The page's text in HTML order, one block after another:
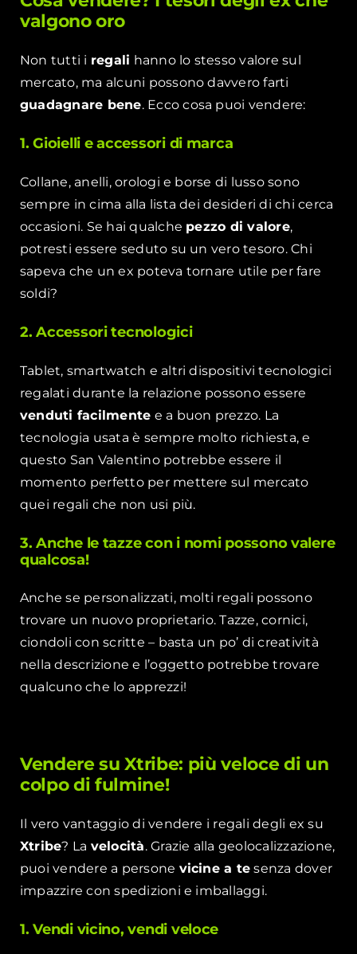
valgono oro
Non tutti i regali hanno lo stesso valore sul
mercato, ma alcuni possono davvero farti
guadagnare bene. Ecco cosa puoi vendere:
1. Gioielli e accessori di marca
Collane, anelli, orologi e borse di lusso sono
sempre in cima alla lista dei desideri di chi cerca
occasioni. Se hai qualche pezzo di valore,
potresti essere seduto su un vero tesoro. Chi
sapeva che un ex poteva tornare utile per fare
soldi?
2. Accessori tecnologici
Tablet, smartwatch e altri dispositivi tecnologici
regalati durante la relazione possono essere
venduti facilmente e a buon prezzo. La
tecnologia usata è sempre molto richiesta, e
questo San Valentino potrebbe essere il
momento perfetto per mettere sul mercato
quei regali che non usi più.
3. Anche le tazze con i nomi possono valere
qualcosa!
Anche se personalizzati, molti regali possono
trovare un nuovo proprietario. Tazze, cornici,
ciondoli con scritte – basta un po’ di creatività
nella descrizione e l’oggetto potrebbe trovare
qualcuno che lo apprezzi!
Vendere su Xtribe: più veloce di un
colpo di fulmine!
Il vero vantaggio di vendere i regali degli ex su
Xtribe? La velocità. Grazie alla geolocalizzazione,
puoi vendere a persone vicine a te senza dover
impazzire con spedizioni e imballaggi.
1. Vendi vicino, vendi veloce